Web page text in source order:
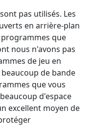
pas utilisés. Les
en arrière-plan
que
nous n'avons pas
de jeu en
de bande
que vous
d'espace
excellent moyen de